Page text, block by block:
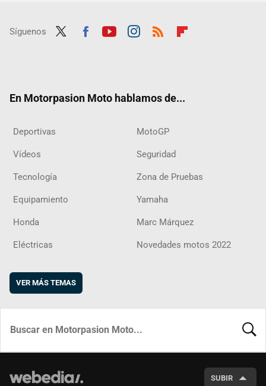
Síguenos
En Motorpasion Moto hablamos de...
Deportivas MotoGP
Vídeos Seguridad
Tecnología Zona de Pruebas
Equipamiento Yamaha
Honda Marc Márquez
Eléctricas Novedades motos 2022
VER MÁS TEMAS
SUBIR